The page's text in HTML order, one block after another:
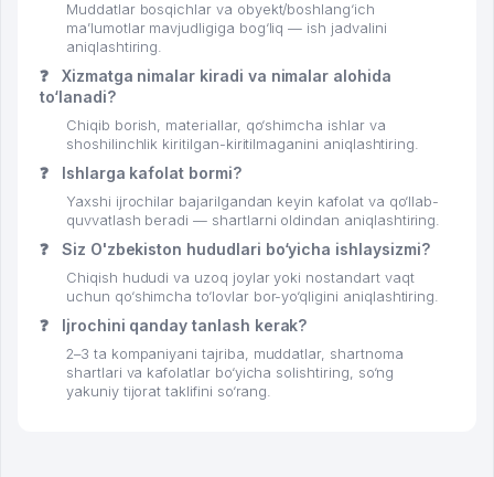
Muddatlar bosqichlar va obyekt/boshlang‘ich
ma’lumotlar mavjudligiga bog‘liq — ish jadvalini
aniqlashtiring.
❓
Xizmatga nimalar kiradi va nimalar alohida
to‘lanadi?
Chiqib borish, materiallar, qo‘shimcha ishlar va
shoshilinchlik kiritilgan-kiritilmaganini aniqlashtiring.
❓ Ishlarga kafolat bormi?
Yaxshi ijrochilar bajarilgandan keyin kafolat va qo‘llab-
quvvatlash beradi — shartlarni oldindan aniqlashtiring.
❓ Siz O'zbekiston hududlari bo‘yicha ishlaysizmi?
Chiqish hududi va uzoq joylar yoki nostandart vaqt
uchun qo‘shimcha to‘lovlar bor-yo‘qligini aniqlashtiring.
❓ Ijrochini qanday tanlash kerak?
2–3 ta kompaniyani tajriba, muddatlar, shartnoma
shartlari va kafolatlar bo‘yicha solishtiring, so‘ng
yakuniy tijorat taklifini so‘rang.